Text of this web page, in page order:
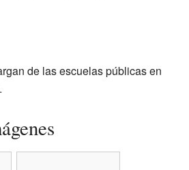
de las escuelas públicas en